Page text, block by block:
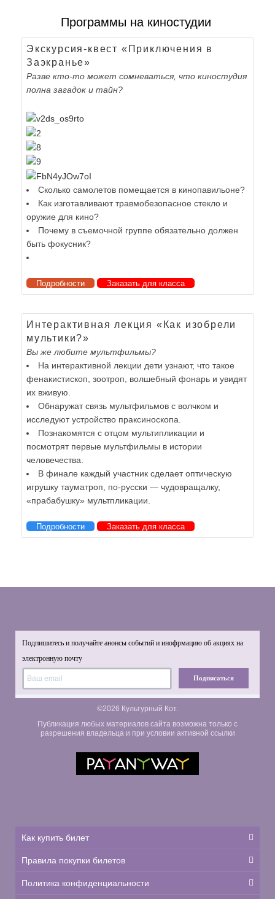
Программы на киностудии
Экскурсия-квест «Приключения в
Заэкранье»
Разве кто-то может сомневаться, что киностудия
полна загадок и тайн?
Сколько самолетов помещается в кинопавильоне?
Как изготавливают травмобезопасное стекло и
оружие для кино?
Почему в съемочной группе обязательно должен
быть фокусник?
Подробности Заказать для класса
Интерактивная лекция «Как изобрели
мультики?»
Вы же любите мультфильмы?
На интерактивной лекции дети узнают, что такое
фенакистископ, зоотроп, волшебный фонарь и увидят
их вживую.
Обнаружат связь мультфильмов с волчком и
исследуют устройство праксиноскопа.
Познакомятся с отцом мультипликации и
посмотрят первые мультфильмы в истории
человечества.
В финале каждый участник сделает оптическую
игрушку тауматроп, по-русски — чудовращалку,
«прабабушку» мультпликации.
Подробности Заказать для класса
Подпишитесь и получайте анонсы событий и инофрмацию об акциях на
электронную почту
Подписаться
©2026 Культурный Кот.
Публикация любых материалов сайта возможна только с
разрешения владельца и при условии активной ссылки
Как купить билет
Правила покупки билетов
Политика конфиденциальности